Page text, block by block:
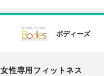
ボディーズ
女性専用フィットネス